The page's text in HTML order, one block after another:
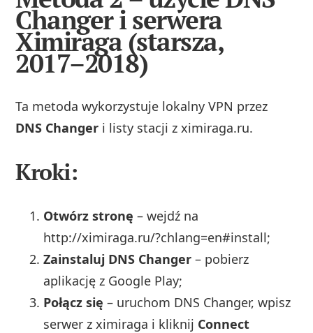
Changer i serwera
Ximiraga (starsza,
2017–2018)
Ta metoda wykorzystuje lokalny VPN przez
DNS Changer i listy stacji z ximiraga.ru.
Kroki:
Otwórz stronę – wejdź na
http://ximiraga.ru/?chlang=en#install;
Zainstaluj DNS Changer – pobierz
aplikację z Google Play;
Połącz się – uruchom DNS Changer, wpisz
serwer z ximiraga i kliknij Connect